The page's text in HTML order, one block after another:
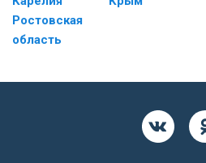
Ростовская
область